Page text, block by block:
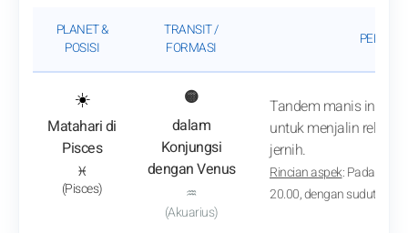
PLANET &
POSISI
TRANSIT /
FORMASI
☀️
Matahari di
Pisces
: Lihat analisis transit
♓
(Pisces)
🟡
dalam
Konjungsi
dengan Venus
♒
(Akuarius)
Tandem manis ini
untuk menjalin relasi
jernih.
Rincian aspek: Pada 19
20.00, dengan sudut 07°